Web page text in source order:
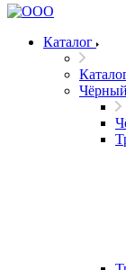
Каталог